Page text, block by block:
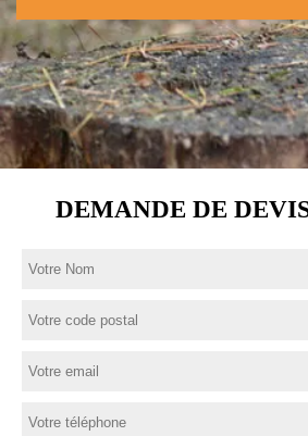
DEMANDE DE